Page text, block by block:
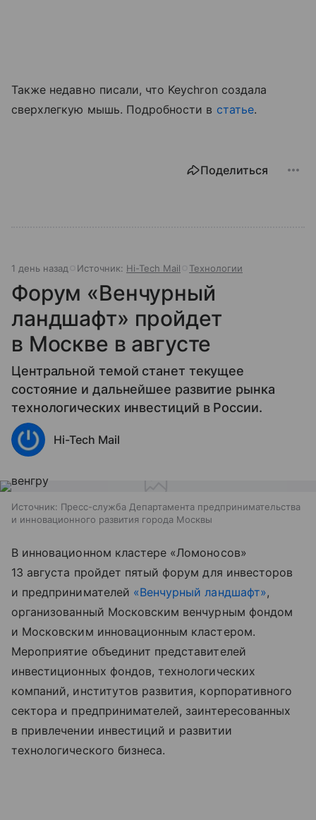
Также недавно писали, что Keychron создала
сверхлегкую мышь. Подробности в статье.
Поделиться
1 день назад Источник: Hi-Tech Mail Технологии
Форум «Венчурный
ландшафт» пройдет
в Москве в августе
Центральной темой станет текущее
состояние и дальнейшее развитие рынка
технологических инвестиций в России.
Hi-Tech Mail
Источник: Пресс-служба Департамента предпринимательства
и инновационного развития города Москвы
В инновационном кластере «Ломоносов»
13 августа пройдет пятый форум для инвесторов
и предпринимателей «Венчурный ландшафт»,
организованный Московским венчурным фондом
и Московским инновационным кластером.
Мероприятие объединит представителей
инвестиционных фондов, технологических
компаний, институтов развития, корпоративного
сектора и предпринимателей, заинтересованных
в привлечении инвестиций и развитии
технологического бизнеса.